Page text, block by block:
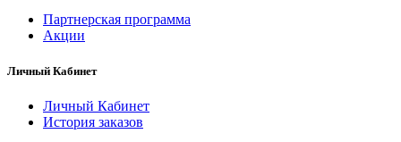
Партнерская программа
Акции
Личный Кабинет
Личный Кабинет
История заказов